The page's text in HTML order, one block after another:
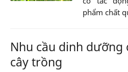
phẩm chất
Nhu cầu dinh dưỡng
cây trồng